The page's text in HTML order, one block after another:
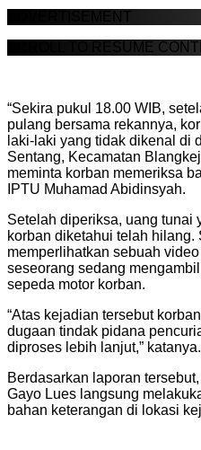
ADVERTISEMENT
SCROLL TO RESUME
“Sekira pukul 18.00 WIB,
pulang bersama rekannya,
laki-laki yang tidak dikenal di
Sentang, Kecamatan
meminta korban memeriksa
IPTU Muhamad Abidinsyah.
Setelah diperiksa, uang tunai
korban diketahui telah
memperlihatkan sebuah
seseorang sedang
sepeda motor korban.
“Atas kejadian tersebut
dugaan tindak pidana
diproses lebih lanjut,” katanya.
Berdasarkan laporan
Gayo Lues langsung
bahan keterangan di lokasi